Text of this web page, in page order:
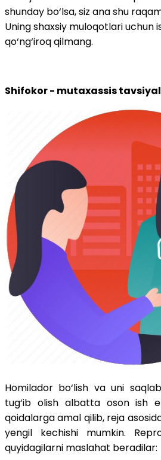
shunday bo‘lsa, siz ana shu
Uning shaxsiy muloqotlari uchun
qo‘ng‘iroq qilmang.
Shifokor - mutaxassis
Homilador bo‘lish va uni
tug‘ib olish albatta oson ish
qoidalarga amal qilib, reja
yengil kechishi mumkin.
quyidagilarni maslahat beradilar: